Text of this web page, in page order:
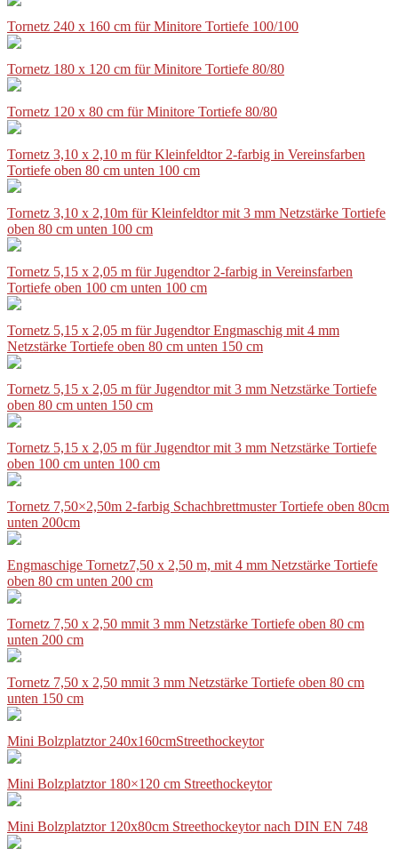
Tornetz 240 x 160 cm für Minitore Tortiefe 100/100
Tornetz 180 x 120 cm für Minitore Tortiefe 80/80
Tornetz 120 x 80 cm für Minitore Tortiefe 80/80
Tornetz 3,10 x 2,10 m für Kleinfeldtor 2-farbig in Vereinsfarben
Tortiefe oben 80 cm unten 100 cm
Tornetz 3,10 x 2,10m für Kleinfeldtor mit 3 mm Netzstärke Tortiefe
oben 80 cm unten 100 cm
Tornetz 5,15 x 2,05 m für Jugendtor 2-farbig in Vereinsfarben
Tortiefe oben 100 cm unten 100 cm
Tornetz 5,15 x 2,05 m für Jugendtor Engmaschig mit 4 mm
Netzstärke Tortiefe oben 80 cm unten 150 cm
Tornetz 5,15 x 2,05 m für Jugendtor mit 3 mm Netzstärke Tortiefe
oben 80 cm unten 150 cm
Tornetz 5,15 x 2,05 m für Jugendtor mit 3 mm Netzstärke Tortiefe
oben 100 cm unten 100 cm
Tornetz 7,50×2,50m 2-farbig Schachbrettmuster Tortiefe oben 80cm
unten 200cm
Engmaschige Tornetz7,50 x 2,50 m, mit 4 mm Netzstärke Tortiefe
oben 80 cm unten 200 cm
Tornetz 7,50 x 2,50 mmit 3 mm Netzstärke Tortiefe oben 80 cm
unten 200 cm
Tornetz 7,50 x 2,50 mmit 3 mm Netzstärke Tortiefe oben 80 cm
unten 150 cm
Mini Bolzplatztor 240x160cmStreethockeytor
Mini Bolzplatztor 180×120 cm Streethockeytor
Mini Bolzplatztor 120x80cm Streethockeytor nach DIN EN 748